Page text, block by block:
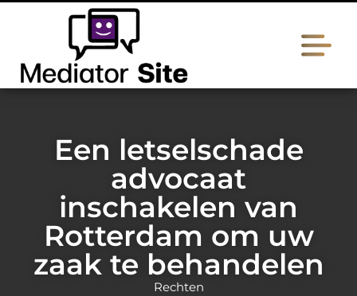
Een letselschade
advocaat
inschakelen van
Rotterdam om uw
zaak te behandelen
Rechten